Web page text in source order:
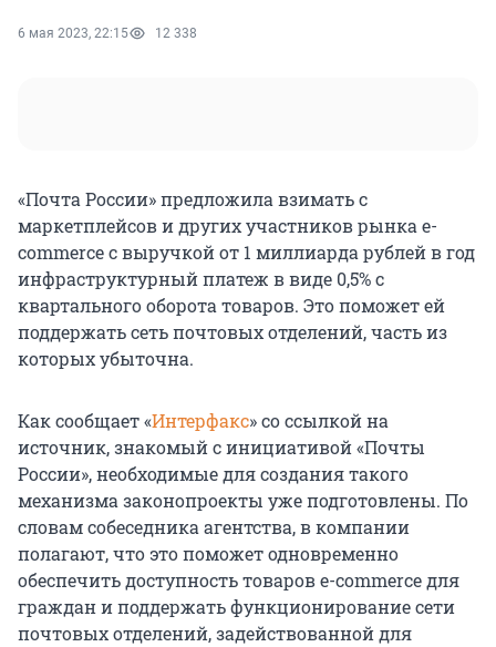
6 мая 2023, 22:15 12 338
«Почта России» предложила взимать с
маркетплейсов и других участников рынка e-
commerce с выручкой от 1 миллиарда рублей в год
инфраструктурный платеж в виде 0,5% с
квартального оборота товаров. Это поможет ей
поддержать сеть почтовых отделений, часть из
которых убыточна.
Как сообщает «Интерфакс» со ссылкой на
источник, знакомый с инициативой «Почты
России», необходимые для создания такого
механизма законопроекты уже подготовлены. По
словам собеседника агентства, в компании
полагают, что это поможет одновременно
обеспечить доступность товаров e-commerce для
граждан и поддержать функционирование сети
почтовых отделений, задействованной для